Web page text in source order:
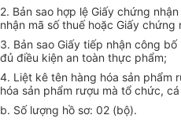
2. Bản sao hợp lệ Giấy chứng
nhận mã số thuế hoặc Giấy
3. Bản sao Giấy tiếp nhận công
đủ điều kiện an toàn thực phẩm;
4. Liệt kê tên hàng hóa sản phẩm
hóa sản phẩm rượu mà tổ chức,
b. Số lượng hồ sơ: 02 (bộ).